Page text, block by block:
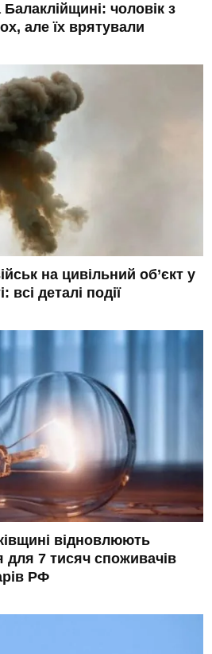
чоловік з
але їх врятували
на цивільний об’єкт у
всі деталі події
відновлюють
для 7 тисяч споживачів
РФ